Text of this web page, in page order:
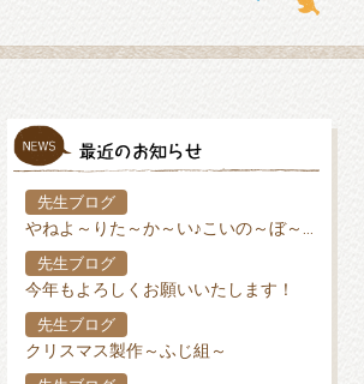
先生ブログ
先生ブログ
今年もよろしくお願いいたします！
先生ブログ
クリスマス製作～ふじ組～